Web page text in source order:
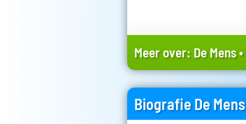
Meer over: De Mens•
Biografie De Mens